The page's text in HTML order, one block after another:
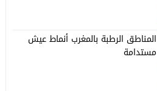
المناطق الرطبة بالمغرب أنماط عيش
مستدامة